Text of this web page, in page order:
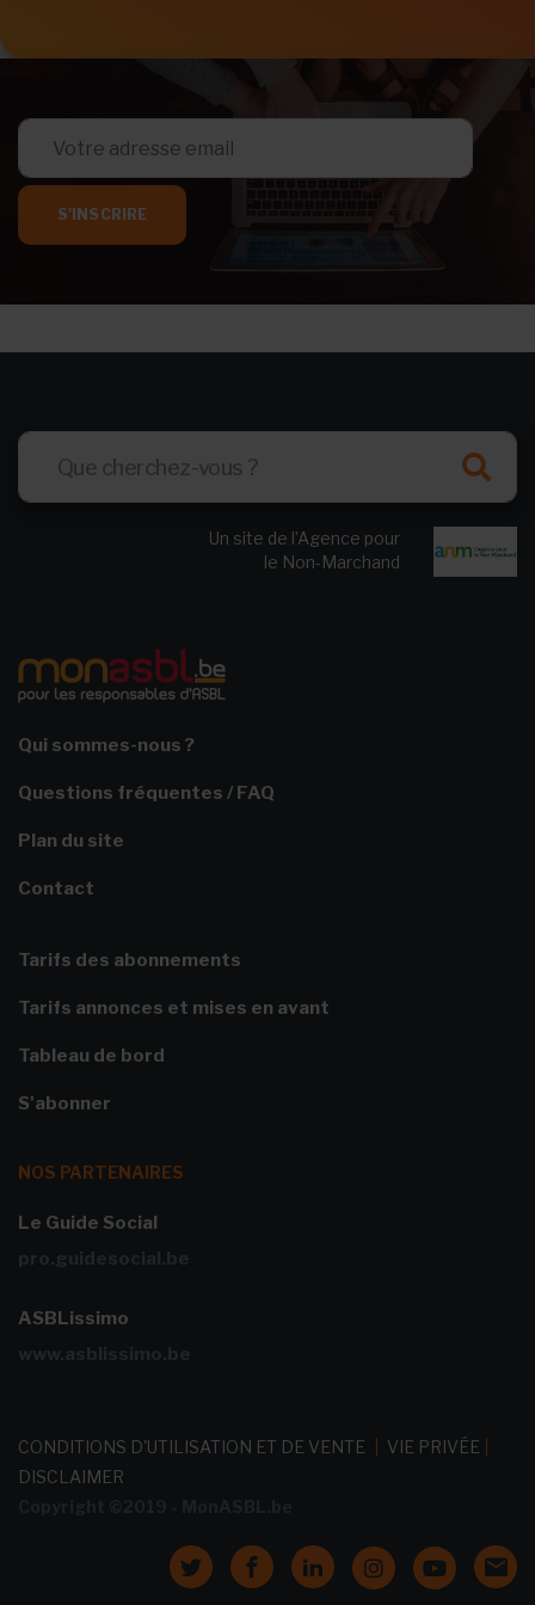
S'INSCRIRE
Un site de l’Agence pour
le Non-Marchand
Qui sommes-nous ?
Questions fréquentes / FAQ
Plan du site
Contact
Tarifs des abonnements
Tarifs annonces et mises en avant
Tableau de bord
S'abonner
NOS PARTENAIRES
Le Guide Social
pro.guidesocial.be
ASBLissimo
www.asblissimo.be
CONDITIONS D'UTILISATION ET DE VENTE VIE PRIVÉE
DISCLAIMER